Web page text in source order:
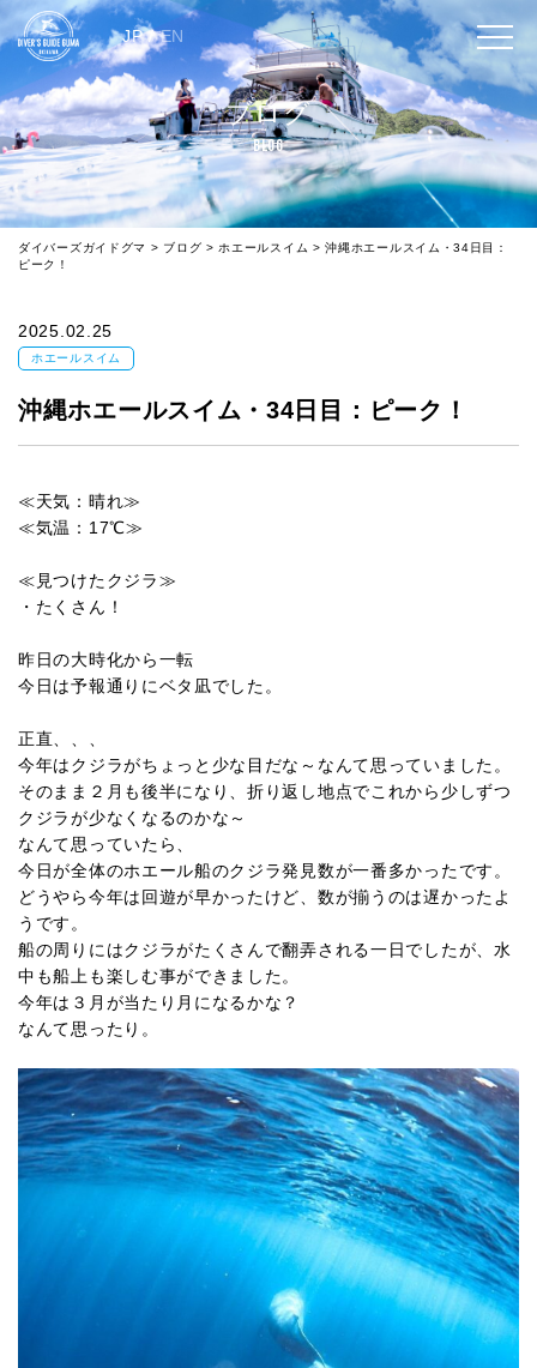
JP/EN
ブログ
BLOG
ダイバーズガイドグマ > ブログ > ホエールスイム >沖縄ホエールスイム・34日目：
ピーク！
2025.02.25
ホエールスイム
沖縄ホエールスイム・34日目：ピーク！
≪天気：晴れ≫
≪気温：17℃≫
≪見つけたクジラ≫
・たくさん！
昨日の大時化から一転
今日は予報通りにベタ凪でした。
正直、、、
今年はクジラがちょっと少な目だな～なんて思っていました。
そのまま２月も後半になり、折り返し地点でこれから少しずつ
クジラが少なくなるのかな～
なんて思っていたら、
今日が全体のホエール船のクジラ発見数が一番多かったです。
どうやら今年は回遊が早かったけど、数が揃うのは遅かったよ
うです。
船の周りにはクジラがたくさんで翻弄される一日でしたが、水
中も船上も楽しむ事ができました。
今年は３月が当たり月になるかな？
なんて思ったり。